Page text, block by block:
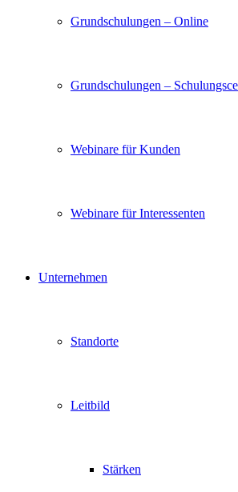
Grundschulungen – Online
Grundschulungen –
Webinare für Kunden
Webinare für Interessenten
Unternehmen
Standorte
Leitbild
Stärken